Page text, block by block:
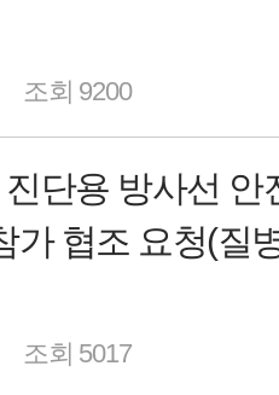
조회 9200
단용 방사선 안
가 협조 요청(질
조회 5017